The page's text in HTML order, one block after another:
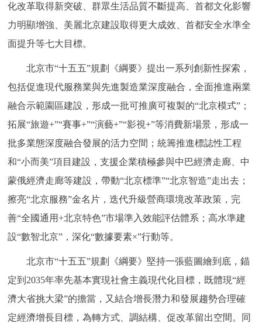
化改革取得新突破、群眾生活品質不斷提高、首都文化影響
力明顯增強、美麗北京建設取得更大成效、首都安全水準全
面提升等七大目標。
北京市“十五五”規劃《綱要》提出一系列創新性探索，
包括促進現代服務業與先進製造業深度融合，全面推進兩業
融合示範園區建設，形成一批可推廣可複製的“北京模式”；
拓展“旅遊+”“賽事+”“演藝+”“影視+”等消費新場景，形成一
批多業態深度融合發展的活力空間；統籌推進標誌性工程
和“小而美”項目建設，支援企業積極參與中巴經濟走廊、中
蒙俄經濟走廊等建設，帶動“北京標準”“北京智造”走出去；
擦亮“北京服務”金名片，迭代升級營商環境改革政策，完
善“全國通用+北京特色”市場準入效能評估體系；高水準建
設“數智北京”，深化“數據要素×”行動等。
北京市“十五五”規劃《綱要》堅持一張藍圖繪到底，錨
定到2035年率先基本實現社會主義現代化目標，既體現“經
濟大省挑大梁”的擔當，又結合增長潛力和發展趨勢合理確
定經濟增長目標，為轉方式、調結構、促改革留出空間。同